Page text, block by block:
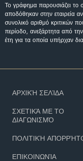
Το γράφημα παρουσιάζει
αποδόθηκαν στην εταιρεία
συνολικό αριθμό κριτικών
περίοδο, ανεξάρτητα από
έτη για τα οποία υπήρχαν
ΑΡΧΙΚΉ ΣΕΛΊΔΑ
ΣΧΕΤΙΚΆ ΜΕ ΤΟ
ΔΙΑΓΩΝΙΣΜΌ
ΠΟΛΙΤΙΚΉ
ΕΠΙΚΟΙΝΩΝΊΑ